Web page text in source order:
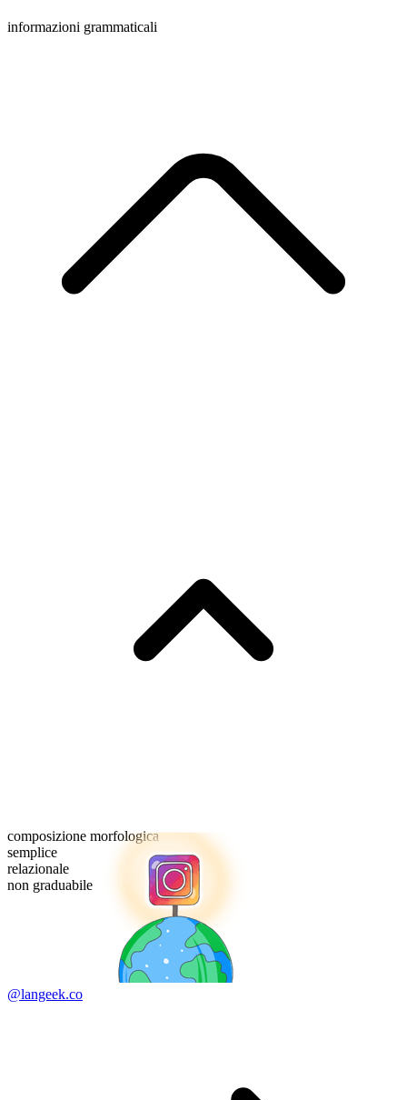
informazioni grammaticali
composizione morfologica
semplice
relazionale
non graduabile
@langeek.co